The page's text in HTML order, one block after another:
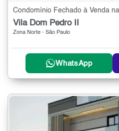
Vila Dom Pedro II
Zona Norte - São Paulo
WhatsApp